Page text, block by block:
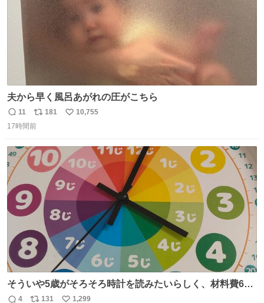
夫から早く風呂あがれの圧がこちら
返
信
11
リ
ポ
ト
数
181
い
数
10,755
17時間前
そういや5歳がそろそろ時計を読みたいらしく、材料費600
円で作れる知育時計作ってみた！ めっちゃ簡単！ ありがと
4 131 1,299